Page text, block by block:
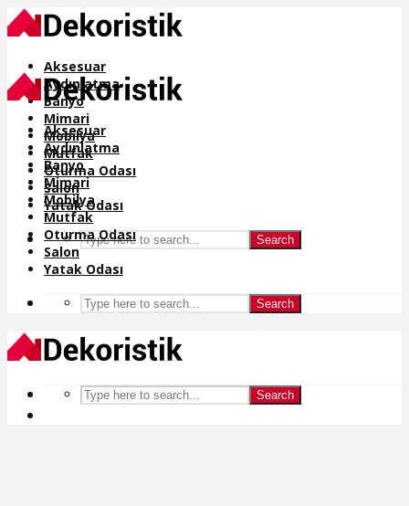
Aksesuar
Aydınlatma
Banyo
Mimari
Mobilya
Mutfak
Oturma Odası
Salon
Yatak Odası
Search
Aksesuar
Aydınlatma
Banyo
Mimari
Mobilya
Mutfak
Oturma Odası
Salon
Yatak Odası
Search
Search